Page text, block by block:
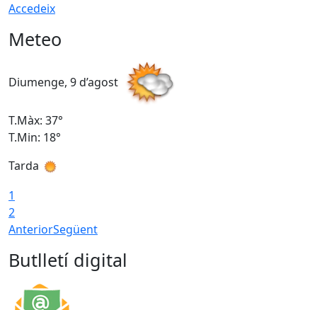
Accedeix
Meteo
Diumenge, 9 d’agost
T.Màx: 37°
T.Min: 18°
Tarda
1
2
AnteriorSegüent
Butlletí digital